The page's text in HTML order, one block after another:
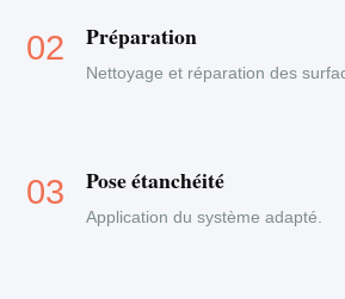
Préparation
Nettoyage et réparation des
Pose étanchéité
Application du système adapté.